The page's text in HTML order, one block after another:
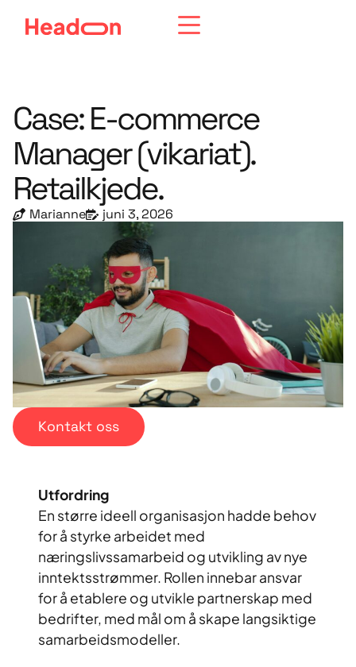
Case: E-commerce
Manager (vikariat).
Retailkjede.
Marianne juni 3, 2026
Kontakt oss
Utfordring
En større ideell organisasjon hadde behov
for å styrke arbeidet med
næringslivssamarbeid og utvikling av nye
inntektsstrømmer. Rollen innebar ansvar
for å etablere og utvikle partnerskap med
bedrifter, med mål om å skape langsiktige
samarbeidsmodeller.